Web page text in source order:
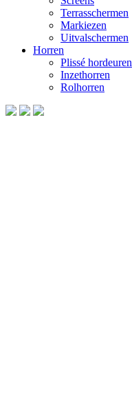
Terrasschermen
Markiezen
Uitvalschermen
Horren
Plissé hordeuren
Inzethorren
Rolhorren